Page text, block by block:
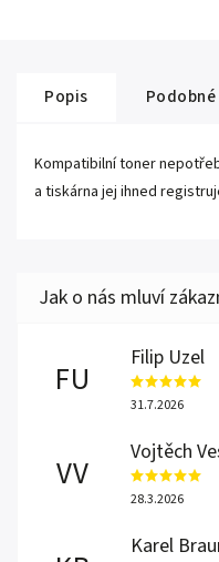
Popis
Kompatibilní toner
a tiskárna jej ihned
FU
Filip Uzel
31.7.2026
VV
Vojtěch
28.3.2026
Karel